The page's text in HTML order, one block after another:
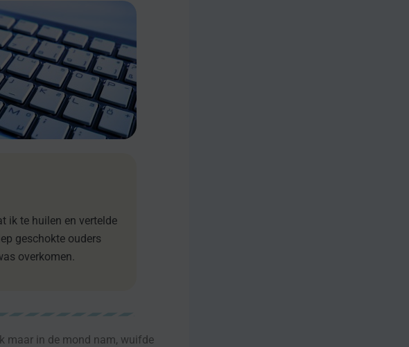
ik te huilen en vertelde
geschokte ouders
overkomen.
maar in de mond nam, wuifde